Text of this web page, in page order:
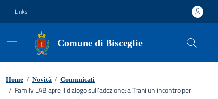
Links
Comune di Bisceglie
Home / Novità / Comunicati
/ Family LAB apre il dialogo sull’adozione: a Trani un incontro per